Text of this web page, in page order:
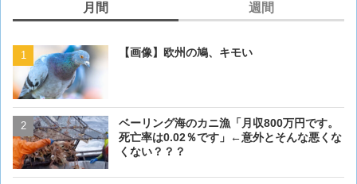
月間
【画像】欧州の鳩、キモい
ベーリング海のカニ漁「月収800万円です。
死亡率は0.02％です」←意外とそんな悪くな
くない？？？
週間
【画像】欧州の鳩、キモい
【閲覧注意・画像】毛を剃
ぎるとワイ(35歳無職)の中